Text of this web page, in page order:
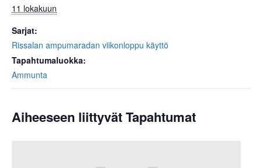
11 lokakuun
Sarjat:
Rissalan ampumaradan viikonloppu käyttö
Tapahtumaluokka:
Ammunta
Aiheeseen liittyvät Tapahtumat